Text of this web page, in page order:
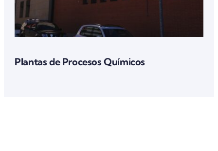
Plantas de Procesos Químicos